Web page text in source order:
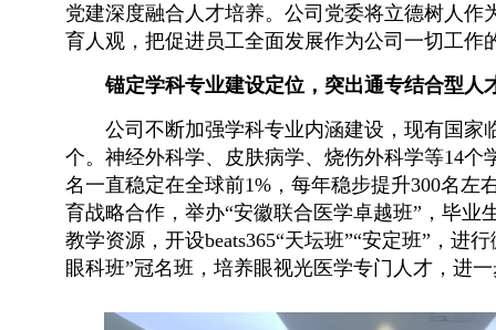
党建深度融合人才培养。公司党委将立德树人
育人观，把促进员工全面发展作为公司一切工
锚定学科专业建设定位，突出通专结合型人
公司不断加强学科专业内涵建设，现有国家
个。神经外科学、皮肤病学、烧伤外科学等14个
名一直稳定在全球前1%，每年稳步提升300名
育战略合作，举办“安徽联合医学卓越班”，毕
教学资源，开设beats365“天坛班”“安定班”，进
眼科班”冠名班，培养眼视光医学专门人才，进